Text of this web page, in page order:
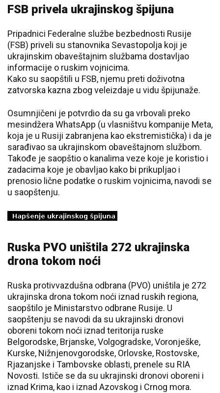
FSB privela ukrajinskog špijuna
Pripadnici Federalne službe bezbednosti Rusije
(FSB) priveli su stanovnika Sevastopolja koji je
ukrajinskim obaveštajnim službama dostavljao
informacije o ruskim vojnicima.
Kako su saopštili u FSB, njemu preti doživotna
zatvorska kazna zbog veleizdaje u vidu špijunaže.
Osumnjičeni je potvrdio da su ga vrbovali preko
mesindžera WhatsApp (u vlasništvu kompanije Meta,
koja je u Rusiji zabranjena kao ekstremistička) i da je
sarađivao sa ukrajinskom obaveštajnom službom.
Takođe je saopštio o kanalima veze koje je koristio i
zadacima koje je obavljao kako bi prikupljao i
prenosio lične podatke o ruskim vojnicima, navodi se
u saopštenju.
Ruska PVO uništila 272 ukrajinska
drona tokom noći
Ruska protivvazdušna odbrana (PVO) uništila je 272
ukrajinska drona tokom noći iznad ruskih regiona,
saopštilo je Ministarstvo odbrane Rusije. U
saopštenju se navodi da su ukrajinski dronovi
oboreni tokom noći iznad teritorija ruske
Belgorodske, Brjanske, Volgogradske, Voronješke,
Kurske, Nižnjenovgorodske, Orlovske, Rostovske,
Rjazanjske i Tambovske oblasti, prenele su RIA
Novosti. Ističe se da su ukrajinski dronovi oboreni i
iznad Krima, kao i iznad Azovskog i Crnog mora.